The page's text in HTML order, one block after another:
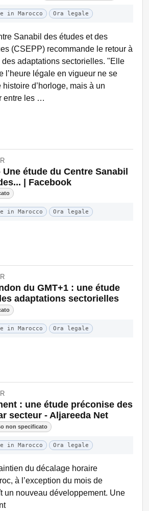
in Marocco Ora legale
Sanabil des études et des
(CSEPP) recommande le retour à
des adaptations sectorielles. "Elle
l’heure légale en vigueur ne se
d’horloge, mais à un
entre les …
Une étude du Centre Sanabil
| Facebook
in Marocco Ora legale
du GMT+1 : une étude
adaptations sectorielles
in Marocco Ora legale
: une étude préconise des
secteur - Aljareeda Net
non specificato
in Marocco Ora legale
du décalage horaire
à l’exception du mois de
un nouveau développement. Une